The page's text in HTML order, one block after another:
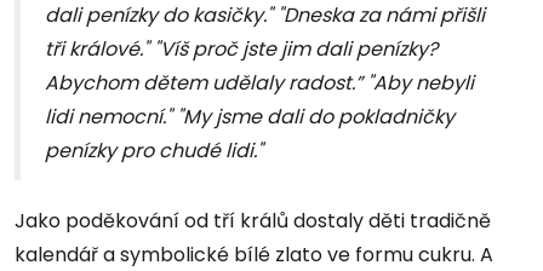
dali penízky do kasičky." "Dneska za námi přišli
tři králové." "Víš proč jste jim dali penízky?
Abychom dětem udělaly radost.” "Aby nebyli
lidi nemocní." "My jsme dali do pokladničky
penízky pro chudé lidi."
Jako poděkování od tří králů dostaly děti tradičně
kalendář a symbolické bílé zlato ve formu cukru. A